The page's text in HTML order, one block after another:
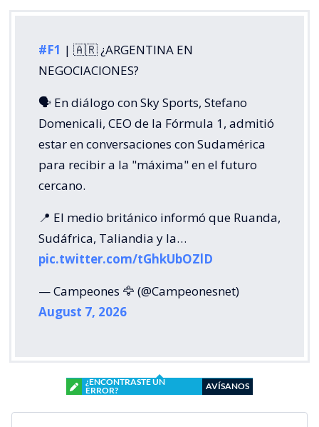
#F1 | 🇦🇷 ¿ARGENTINA EN
NEGOCIACIONES?
🗣️ En diálogo con Sky Sports, Stefano
Domenicali, CEO de la Fórmula 1, admitió
estar en conversaciones con Sudamérica
para recibir a la "máxima" en el futuro
cercano.
📍 El medio británico informó que Ruanda,
Sudáfrica, Taliandia y la…
pic.twitter.com/tGhkUbOZlD
— Campeones 🦅 (@Campeonesnet)
August 7, 2026
¿ENCONTRASTE UN
ERROR?
AVÍSANOS